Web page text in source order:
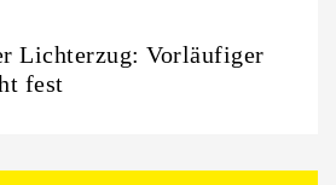
Lichterzug: Vorläufiger
fest